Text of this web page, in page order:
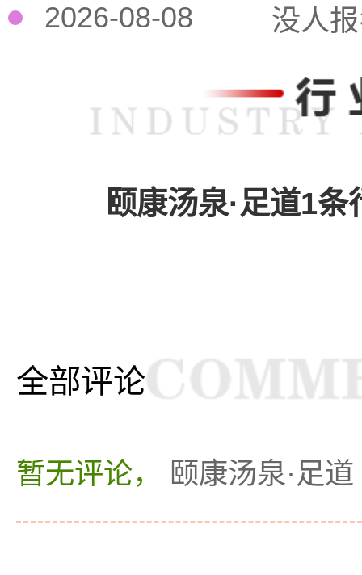
2026-08-08 没人
颐康汤泉·足道1
全部评论
暂无评论， 颐康汤泉·足道